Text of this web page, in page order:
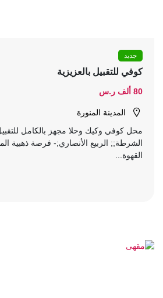
جديد
كوفي للتقبيل بالعزيزية
80 ألف ر.س
المدينة المنورة
محل كوفي وكيك وحلا مجهز بالكامل
الشرطة;; الربيع الأنصاري;- فرصة ذهبية
القهوة...